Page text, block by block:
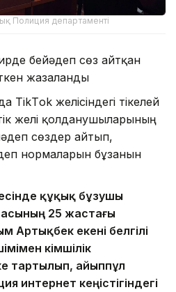
Полиция департаменті
бейәдеп сөз айтқан
жазаланды
желісіндегі тікелей
желі қолданушыларының
сөздер айтып,
нормаларын бұзғанын
құқық бұзушы
25 жастағы
Артықбек екені белгілі
әкімшілік
тартылып, айыппұл
интернет кеңістігіндегі